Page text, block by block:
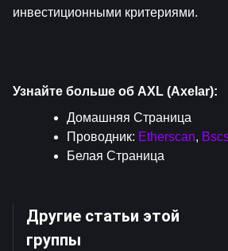
инвестиционными критериями.
Узнайте больше об AXL (Axelar):
Домашняя Страница
Проводник: Etherscan,
Белая Страница
Другие статьи этой
группы